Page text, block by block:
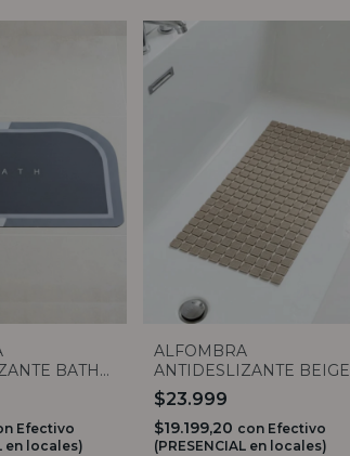
BATH
Efectivo
en locales)
ALFOMBRA
ANTIDESLIZANTE BEIGE
GRID
$23.999
$19.199,20 con Efectivo
(PRESENCIAL en locales)